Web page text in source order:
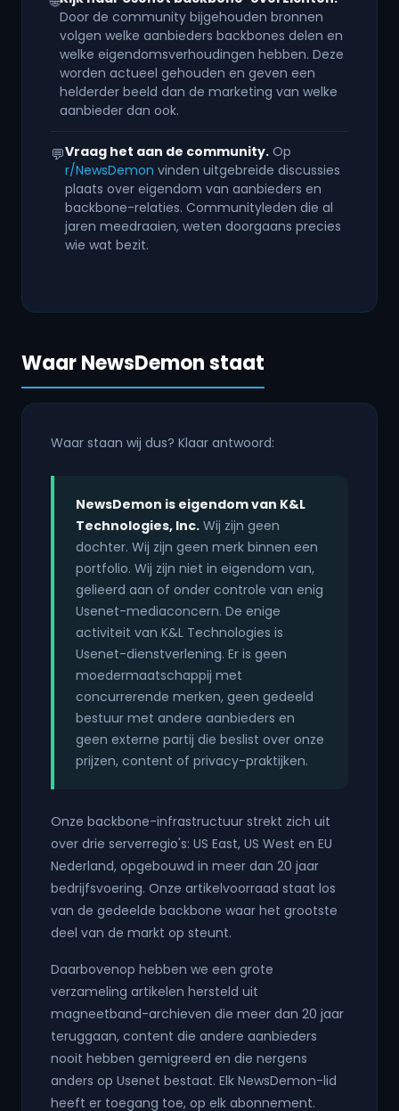
Door de community bijgehouden bronnen
volgen welke aanbieders backbones delen en
welke eigendomsverhoudingen hebben. Deze
worden actueel gehouden en geven een
helderder beeld dan de marketing van welke
aanbieder dan ook.
💬Vraag het aan de community. Op
r/NewsDemon vinden uitgebreide discussies
plaats over eigendom van aanbieders en
backbone-relaties. Communityleden die al
jaren meedraaien, weten doorgaans precies
wie wat bezit.
Waar NewsDemon staat
Waar staan wij dus? Klaar antwoord:
NewsDemon is eigendom van K&L
Technologies, Inc. Wij zijn geen
dochter. Wij zijn geen merk binnen een
portfolio. Wij zijn niet in eigendom van,
gelieerd aan of onder controle van enig
Usenet-mediaconcern. De enige
activiteit van K&L Technologies is
Usenet-dienstverlening. Er is geen
moedermaatschappij met
concurrerende merken, geen gedeeld
bestuur met andere aanbieders en
geen externe partij die beslist over onze
prijzen, content of privacy-praktijken.
Onze backbone-infrastructuur strekt zich uit
over drie serverregio's: US East, US West en EU
Nederland, opgebouwd in meer dan 20 jaar
bedrijfsvoering. Onze artikelvoorraad staat los
van de gedeelde backbone waar het grootste
deel van de markt op steunt.
Daarbovenop hebben we een grote
verzameling artikelen hersteld uit
magneetband-archieven die meer dan 20 jaar
teruggaan, content die andere aanbieders
nooit hebben gemigreerd en die nergens
anders op Usenet bestaat. Elk NewsDemon-lid
heeft er toegang toe, op elk abonnement.